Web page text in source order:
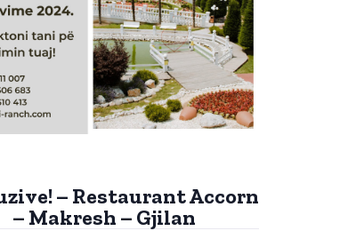
– Restaurant Accorn
– Makresh – Gjilan